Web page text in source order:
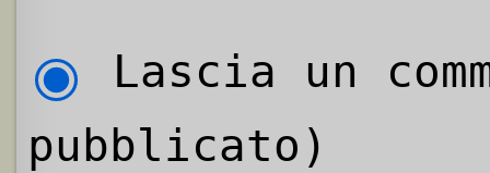
Lascia un
pubblicato)